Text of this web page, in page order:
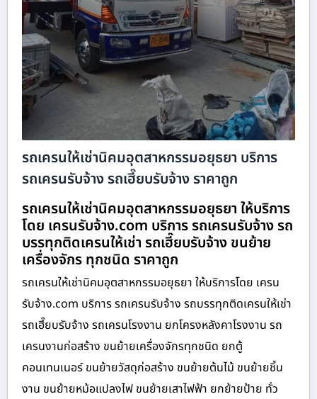
รถเครนให้เช่านิคมอุตสาหกรรมอยุธยา บริการ
รถเครนรับจ้าง รถเฮี๊ยบรับจ้าง ราคาถูก
รถเครนให้เช่านิคมอุตสาหกรรมอยุธยา ให้บริการ
โดย เครนรับจ้าง.com บริการ รถเครนรับจ้าง รถ
บรรทุกติดเครนให้เช่า รถเฮี๊ยบรับจ้าง ขนย้าย
เครื่องจักร ทุกชนิด ราคาถูก
รถเครนให้เช่านิคมอุตสาหกรรมอยุธยา ให้บริการโดย เครน
รับจ้าง.com บริการ รถเครนรับจ้าง รถบรรทุกติดเครนให้เช่า
รถเฮี๊ยบรับจ้าง รถเครนโรงงาน ยกโครงหลังคาโรงงาน รถ
เครนงานก่อสร้าง ขนย้ายเครื่องจักรทุกชนิด ยกตู้
คอนเทนเนอร์ ขนย้ายวัสดุก่อสร้าง ขนย้ายต้นไม้ ขนย้ายชิ้น
งาน ขนย้ายหม้อแปลงไฟ ขนย้ายเสาไฟฟ้า ยกย้ายป้าย ทั่ว